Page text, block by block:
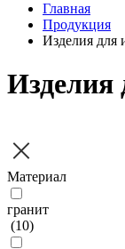
Главная
Продукция
Изделия для
Изделия
Материал
гранит
(10)